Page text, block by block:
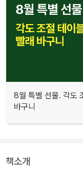
8월 특별 선물. 각도
바구니
책소개